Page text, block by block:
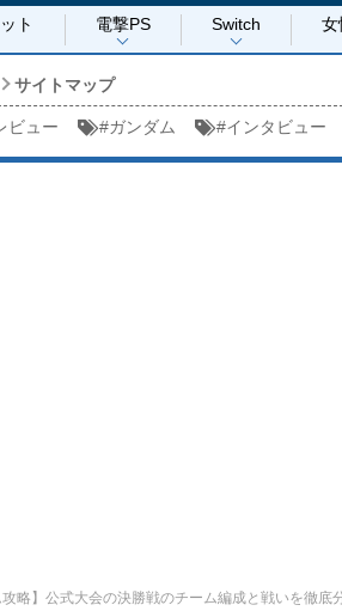
ト 電撃PS Switch 女
サイトマップ
ビュー #ガンダム #インタビュー
攻略】公式大会の決勝戦のチーム編成と戦いを徹